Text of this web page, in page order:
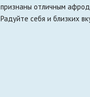
признаны отличным
Радуйте себя и близких